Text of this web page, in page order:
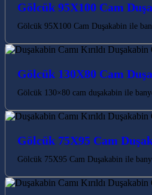
Gölcük 95X100 Cam
Gölcük 95X100 Cam Duşakabin ile
Gölcük 130X80 Cam
Gölcük 130×80 cam duşakabin ile
Gölcük 75X95 Cam
Gölcük 75X95 Cam Duşakabin ile